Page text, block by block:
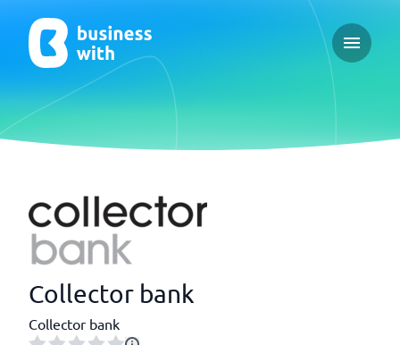
Open
Collector bank
Collector bank